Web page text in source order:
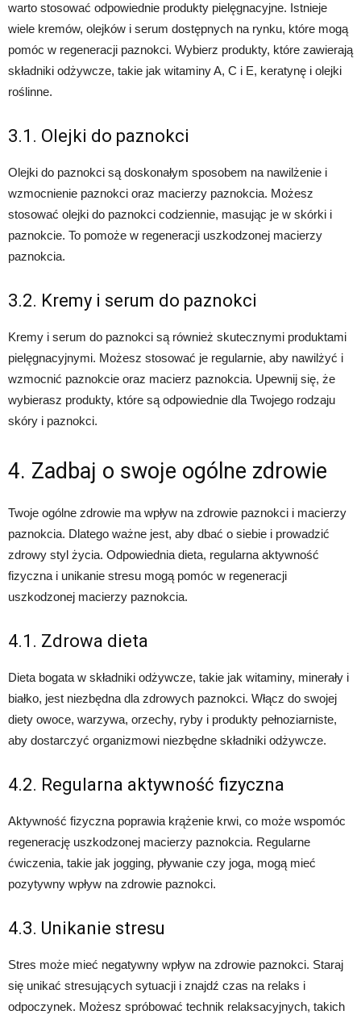
warto stosować odpowiednie produkty pielęgnacyjne. Istnieje
wiele kremów, olejków i serum dostępnych na rynku, które mogą
pomóc w regeneracji paznokci. Wybierz produkty, które zawierają
składniki odżywcze, takie jak witaminy A, C i E, keratynę i olejki
roślinne.
3.1. Olejki do paznokci
Olejki do paznokci są doskonałym sposobem na nawilżenie i
wzmocnienie paznokci oraz macierzy paznokcia. Możesz
stosować olejki do paznokci codziennie, masując je w skórki i
paznokcie. To pomoże w regeneracji uszkodzonej macierzy
paznokcia.
3.2. Kremy i serum do paznokci
Kremy i serum do paznokci są również skutecznymi produktami
pielęgnacyjnymi. Możesz stosować je regularnie, aby nawilżyć i
wzmocnić paznokcie oraz macierz paznokcia. Upewnij się, że
wybierasz produkty, które są odpowiednie dla Twojego rodzaju
skóry i paznokci.
4. Zadbaj o swoje ogólne zdrowie
Twoje ogólne zdrowie ma wpływ na zdrowie paznokci i macierzy
paznokcia. Dlatego ważne jest, aby dbać o siebie i prowadzić
zdrowy styl życia. Odpowiednia dieta, regularna aktywność
fizyczna i unikanie stresu mogą pomóc w regeneracji
uszkodzonej macierzy paznokcia.
4.1. Zdrowa dieta
Dieta bogata w składniki odżywcze, takie jak witaminy, minerały i
białko, jest niezbędna dla zdrowych paznokci. Włącz do swojej
diety owoce, warzywa, orzechy, ryby i produkty pełnoziarniste,
aby dostarczyć organizmowi niezbędne składniki odżywcze.
4.2. Regularna aktywność fizyczna
Aktywność fizyczna poprawia krążenie krwi, co może wspomóc
regenerację uszkodzonej macierzy paznokcia. Regularne
ćwiczenia, takie jak jogging, pływanie czy joga, mogą mieć
pozytywny wpływ na zdrowie paznokci.
4.3. Unikanie stresu
Stres może mieć negatywny wpływ na zdrowie paznokci. Staraj
się unikać stresujących sytuacji i znajdź czas na relaks i
odpoczynek. Możesz spróbować technik relaksacyjnych, takich